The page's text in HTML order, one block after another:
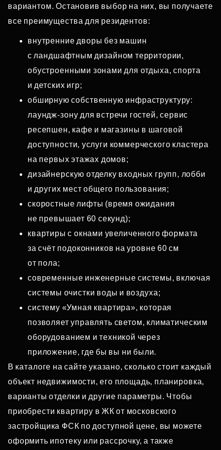
вариантом. Остановив выбор на них, вы получаете
все преимущества для резидентов:
внутренние дворы без машин
с ландшафтным дизайном территории,
обустроенными зонами для отдыха, спорта
и детских игр;
обширную собственную инфраструктуру:
лаундж‑зону для встречи гостей, сервис
ресепшен, кафе и магазины в шаговой
доступности, услуги коммерческого кластера
на первых этажах домов;
дизайнерскую отделку входных групп, лобби
и других мест общего пользования;
скоростные лифты (время ожидания
не превышает 60 секунд);
квартиры с окнами увеличенного формата
за счёт подоконников на уровне 60 см
от пола;
современные инженерные системы, включая
системы очистки воды и воздуха;
систему «Умная квартира», которая
позволяет управлять светом, климатическим
оборудованием и техникой через
приложение, где бы вы ни были.
В каталоге на сайте указано, сколько стоит каждый
объект недвижимости, его площадь, планировка,
варианты отделки и другие параметры. Чтобы
приобрести квартиру в ЖК от московского
застройщика ФСК по доступной цене, вы можете
оформить ипотеку или рассрочку, а также